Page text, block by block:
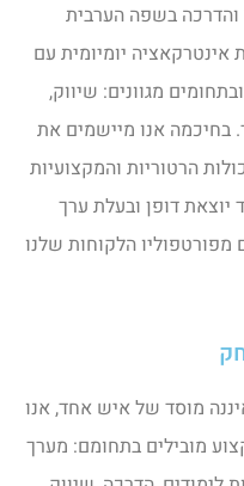
והדרכה בשפה הערבית
אינטרקאציה יומיומית עם
מגוונים: שיווק,
בחיכמה אנו מיישמים את
הרטוריות והמקצועיות
יוצאת דופן ובעלת ערך
הלקוחות שלנו
מוסד של איש אחד, אנו
מובילים בתחומם: מערך